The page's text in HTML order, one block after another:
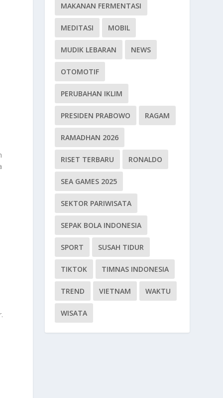
MAKANAN FERMENTASI
MEDITASI MOBIL
MUDIK LEBARAN NEWS
OTOMOTIF
PERUBAHAN IKLIM
PRESIDEN PRABOWO RAGAM
RAMADHAN 2026
RISET TERBARU RONALDO
SEA GAMES 2025
SEKTOR PARIWISATA
SEPAK BOLA INDONESIA
SPORT SUSAH TIDUR
TIKTOK TIMNAS INDONESIA
TREND VIETNAM WAKTU
WISATA